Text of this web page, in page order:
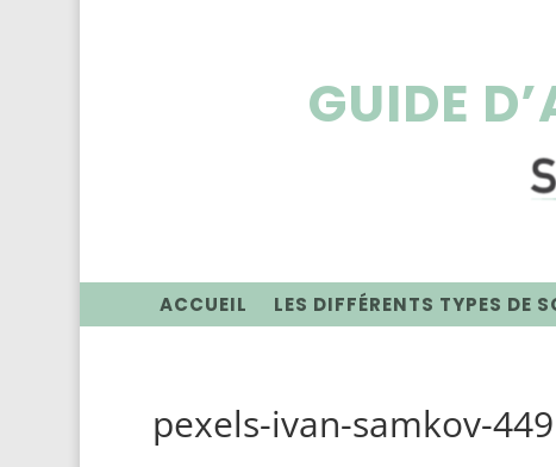
GUIDE
ACCUEIL LES DIFFÉRENTS TYPES DE
pexels-ivan-samkov-